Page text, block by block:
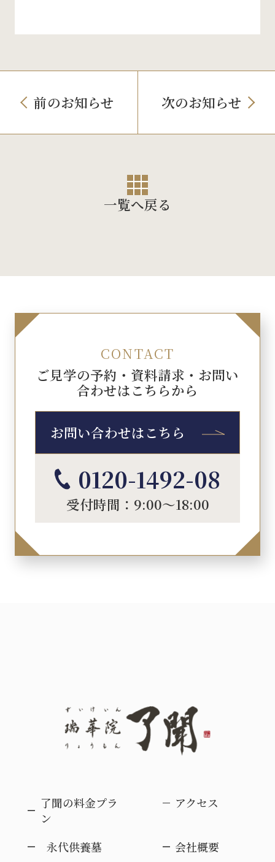
前のお知らせ
一覧へ戻る
次のお知らせ
CONTACT
ご見学の予約・資料請求・お問い
合わせはこちらから
お問い合わせはこちら
0120-1492-08
受付時間：9:00～18:00
了聞の料金プラ
ン
永代供養墓
アクセス
会社概要